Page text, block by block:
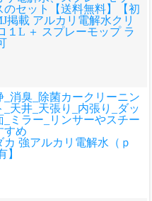
セット
【送料無料】【初
掲載 アルカリ電解水クリ
１L ＋ スプレーモップ ラ
消臭_除菌カークリーニン
井_天張り_内張り_ダッ
ミラー_リンサーやスチー
すめ
強アルカリ電解水（ｐ
】